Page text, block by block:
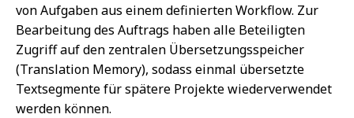
von Aufgaben aus einem definierten Workflow. Zur
Bearbeitung des Auftrags haben alle Beteiligten
Zugriff auf den zentralen Übersetzungsspeicher
(Translation Memory), sodass einmal übersetzte
Textsegmente für spätere Projekte wiederverwendet
werden können.